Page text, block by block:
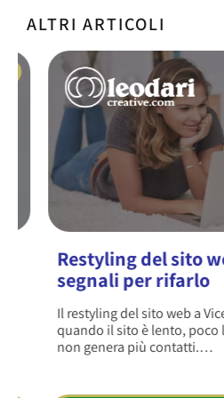
ALTRI ARTICOLI
Restyling del sito
segnali per rifarlo
Il restyling del sito web a
quando il sito è lento, poco
non genera più contatti.…